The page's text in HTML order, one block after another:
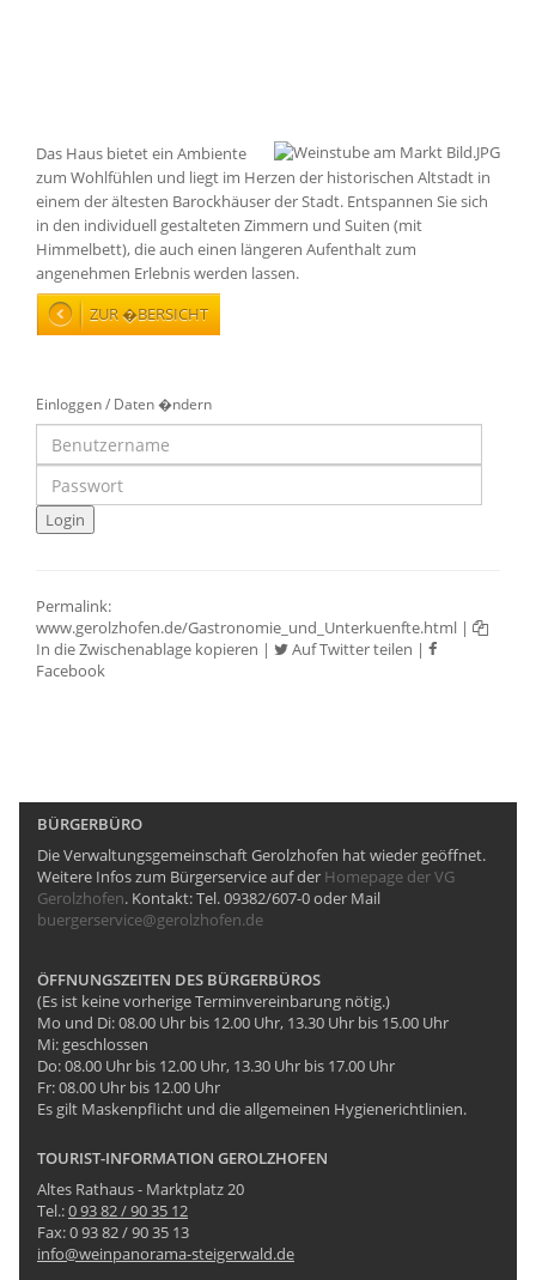
Das Haus bietet ein Ambiente
zum Wohlfühlen und liegt im Herzen der historischen Altstadt in
einem der ältesten Barockhäuser der Stadt. Entspannen Sie sich
in den individuell gestalteten Zimmern und Suiten (mit
Himmelbett), die auch einen längeren Aufenthalt zum
angenehmen Erlebnis werden lassen.
ZUR �BERSICHT
Einloggen / Daten �ndern
Permalink:
www.gerolzhofen.de/Gastronomie_und_Unterkuenfte.html |
In die Zwischenablage kopieren | Auf Twitter teilen |
Facebook
BÜRGERBÜRO
Die Verwaltungsgemeinschaft Gerolzhofen hat wieder geöffnet.
Weitere Infos zum Bürgerservice auf der Homepage der VG
Gerolzhofen. Kontakt: Tel. 09382/607-0 oder Mail
buergerservice@gerolzhofen.de
ÖFFNUNGSZEITEN DES BÜRGERBÜROS
(Es ist keine vorherige Terminvereinbarung nötig.)
Mo und Di: 08.00 Uhr bis 12.00 Uhr, 13.30 Uhr bis 15.00 Uhr
Mi: geschlossen
Do: 08.00 Uhr bis 12.00 Uhr, 13.30 Uhr bis 17.00 Uhr
Fr: 08.00 Uhr bis 12.00 Uhr
Es gilt Maskenpflicht und die allgemeinen Hygienerichtlinien.
TOURIST-INFORMATION GEROLZHOFEN
Altes Rathaus - Marktplatz 20
Tel.:0 93 82 / 90 35 12
Fax: 0 93 82 / 90 35 13
info@weinpanorama-steigerwald.de